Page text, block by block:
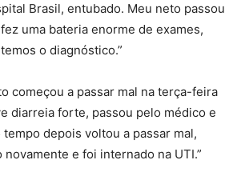
Brasil, entubado. Meu neto passou
uma bateria enorme de exames,
o diagnóstico.”
começou a passar mal na terça-feira
diarreia forte, passou pelo médico e
depois voltou a passar mal,
e foi internado na UTI.”